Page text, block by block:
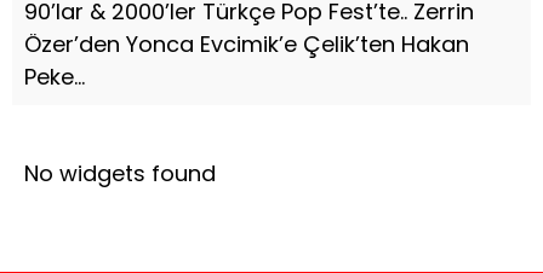
90’lar & 2000’ler Türkçe Pop Fest’te.. Zerrin
Özer’den Yonca Evcimik’e Çelik’ten Hakan
Peke...
No widgets found